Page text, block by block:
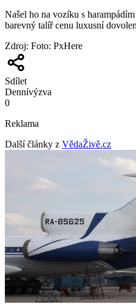
Našel ho na vozíku s
barevný talíř cenu luxusní
Zdroj: Foto: PxHere
Sdílet
Dennívýzva
0
Reklama
Další články z VědaŽivě.cz